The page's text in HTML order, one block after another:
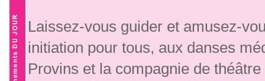
Laissez-vous guider et amusez-
initiation pour tous, aux danses
Provins et la compagnie de